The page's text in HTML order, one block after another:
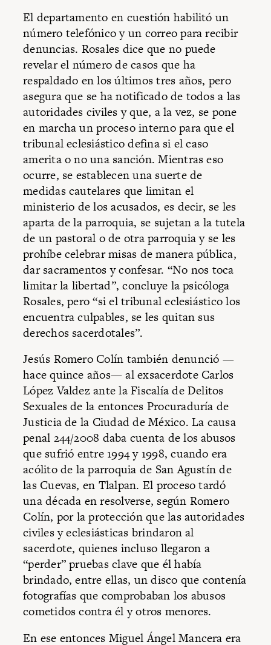
El departamento en cuestión habilitó un
número telefónico y un correo para recibir
denuncias. Rosales dice que no puede
revelar el número de casos que ha
respaldado en los últimos tres años, pero
asegura que se ha notificado de todos a las
autoridades civiles y que, a la vez, se pone
en marcha un proceso interno para que el
tribunal eclesiástico defina si el caso
amerita o no una sanción. Mientras eso
ocurre, se establecen una suerte de
medidas cautelares que limitan el
ministerio de los acusados, es decir, se les
aparta de la parroquia, se sujetan a la tutela
de un pastoral o de otra parroquia y se les
prohíbe celebrar misas de manera pública,
dar sacramentos y confesar. “No nos toca
limitar la libertad”, concluye la psicóloga
Rosales, pero “si el tribunal eclesiástico los
encuentra culpables, se les quitan sus
derechos sacerdotales”.
Jesús Romero Colín también denunció —
hace quince años— al exsacerdote Carlos
López Valdez ante la Fiscalía de Delitos
Sexuales de la entonces Procuraduría de
Justicia de la Ciudad de México. La causa
penal 244/2008 daba cuenta de los abusos
que sufrió entre 1994 y 1998, cuando era
acólito de la parroquia de San Agustín de
las Cuevas, en Tlalpan. El proceso tardó
una década en resolverse, según Romero
Colín, por la protección que las autoridades
civiles y eclesiásticas brindaron al
sacerdote, quienes incluso llegaron a
“perder” pruebas clave que él había
brindado, entre ellas, un disco que contenía
fotografías que comprobaban los abusos
cometidos contra él y otros menores.
En ese entonces Miguel Ángel Mancera era